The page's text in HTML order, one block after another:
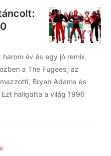
év és egy jó remix,
a The Fugees, az
Bryan Adams és
hallgatta a világ 1996